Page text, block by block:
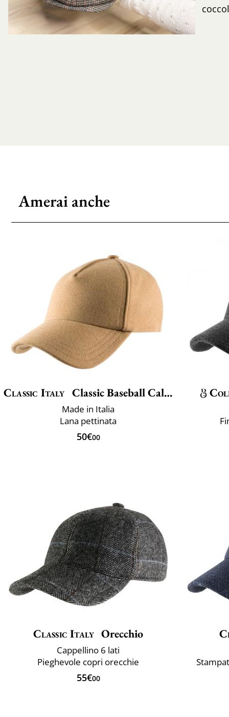
Amerai anche
Classic Italy Classic Baseball Calore
Made in Italia
Lana pettinata
50€00
Classic Italy Orecchio
Cappellino 6 lati
Pieghevole copri orecchie
55€00